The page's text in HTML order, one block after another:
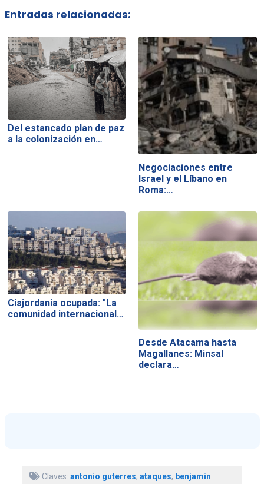
Entradas relacionadas:
Del estancado plan de paz
a la colonización en…
Negociaciones entre
Israel y el Líbano en
Roma:…
Cisjordania ocupada: "La
comunidad internacional…
Desde Atacama hasta
Magallanes: Minsal
declara…
Claves: antonio guterres, ataques, benjamin